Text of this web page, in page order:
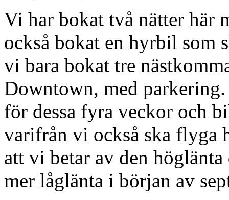
Vi har bokat två nätter här
också bokat en hyrbil som
vi bara bokat tre
Downtown, med
för dessa fyra veckor och
varifrån vi också ska flyga
att vi betar av den
mer låglänta i början av